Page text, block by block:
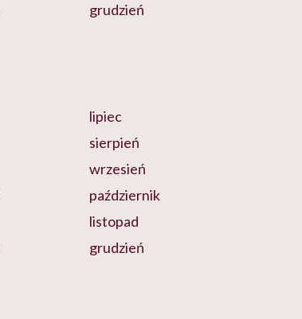
grudzień
lipiec
sierpień
wrzesień
październik
listopad
grudzień